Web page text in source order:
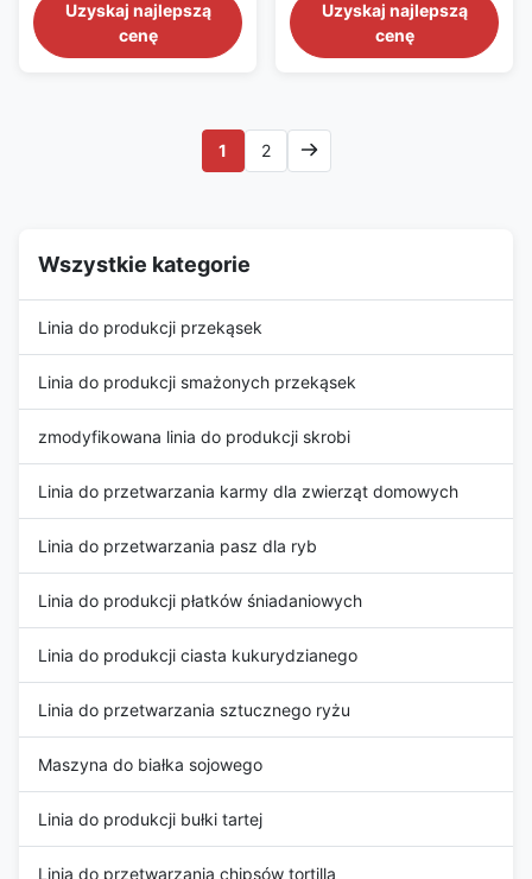
produkcji makaronu 1. Główne
cechy komercyjnej maszyny
do produkcji makaronu z
ziemniaczaną jako surowiec, a
następnie tworzy rodzaj ...
Uzyskaj najlepszą
cenę
spaghetti Linia produkcyjna
makaronów Automatyczna
maszyna do produkcji
makaronówMaszyna do
produkcji makaronu, maszyna
do formowania makaronu, z
Uzyskaj najlepszą
cenę
1 2
Wszystkie kategorie
Linia do produkcji przekąsek
Linia do produkcji smażonych przekąsek
zmodyfikowana linia do produkcji skrobi
Linia do przetwarzania karmy dla zwierząt domowych
Linia do przetwarzania pasz dla ryb
Linia do produkcji płatków śniadaniowych
Linia do produkcji ciasta kukurydzianego
Linia do przetwarzania sztucznego ryżu
Maszyna do białka sojowego
Linia do produkcji bułki tartej
Linia do przetwarzania chipsów tortilla